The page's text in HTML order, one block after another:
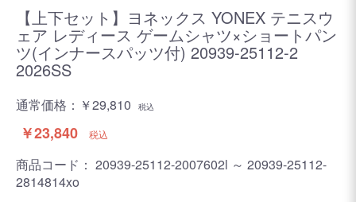
【上下セット】ヨネックス YONEX テニスウ
ェア レディース ゲームシャツ×ショートパン
ツ(インナースパッツ付) 20939-25112-2
2026SS
通常価格： ￥29,810 税込
￥23,840 税込
商品コード： 20939-25112-2007602l ～ 20939-25112-
2814814xo